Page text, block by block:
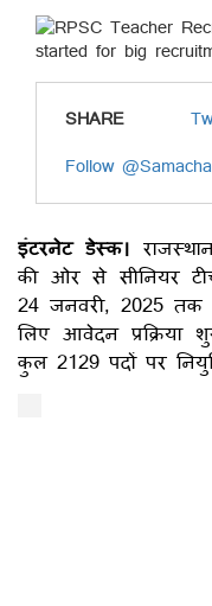
SHARE
Follow
इंटरनेट डेस्क।
की ओर से सीनियर
24 जनवरी, 2025
लिए आवेदन
कुल 2129 पदों पर